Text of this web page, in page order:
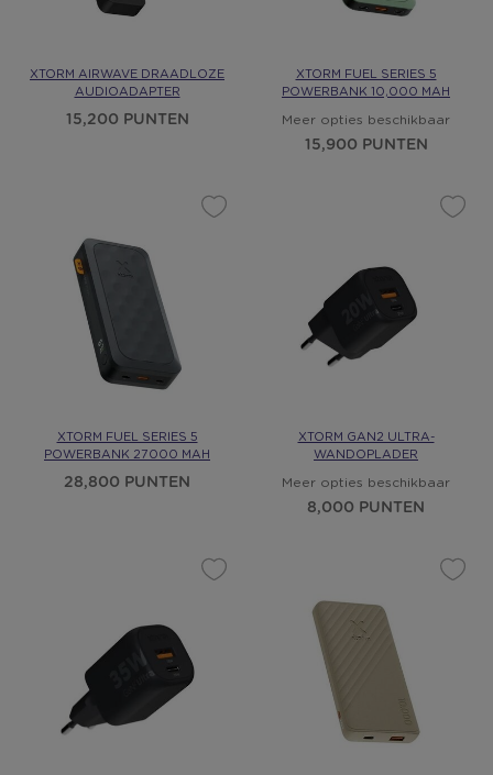
XTORM AIRWAVE DRAADLOZE
AUDIOADAPTER
15,200 PUNTEN
XTORM FUEL SERIES 5
POWERBANK 10,000 MAH
Meer opties beschikbaar
15,900 PUNTEN
XTORM FUEL SERIES 5
POWERBANK 27000 MAH
28,800 PUNTEN
XTORM GAN2 ULTRA-
WANDOPLADER
Meer opties beschikbaar
8,000 PUNTEN